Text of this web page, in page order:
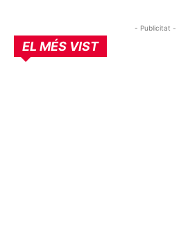
- Publicitat -
EL MÉS VIST